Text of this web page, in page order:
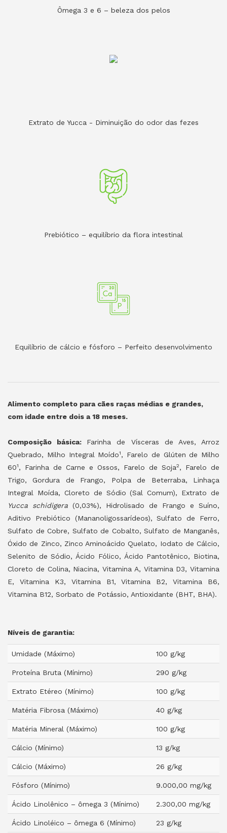
Ômega 3 e 6 – beleza dos pelos
Extrato de Yucca - Diminuição do odor das fezes
Prebiótico – equilíbrio da flora intestinal
Equilíbrio de cálcio e fósforo – Perfeito desenvolvimento
Alimento completo para cães raças médias e grandes,
com idade entre dois a 18 meses.
Composição básica: Farinha de Vísceras de Aves, Arroz
Quebrado, Milho Integral Moído1, Farelo de Glúten de Milho
601, Farinha de Carne e Ossos, Farelo de Soja2, Farelo de
Trigo, Gordura de Frango, Polpa de Beterraba, Linhaça
Integral Moída, Cloreto de Sódio (Sal Comum), Extrato de
Yucca schidigera (0,03%), Hidrolisado de Frango e Suíno,
Aditivo Prebiótico (Mananoligossarídeos), Sulfato de Ferro,
Sulfato de Cobre, Sulfato de Cobalto, Sulfato de Manganês,
Óxido de Zinco, Zinco Aminoácido Quelato, Iodato de Cálcio,
Selenito de Sódio, Ácido Fólico, Ácido Pantotênico, Biotina,
Cloreto de Colina, Niacina, Vitamina A, Vitamina D3, Vitamina
E, Vitamina K3, Vitamina B1, Vitamina B2, Vitamina B6,
Vitamina B12, Sorbato de Potássio, Antioxidante (BHT, BHA).
Níveis de garantia:
Umidade (Máximo) 100 g/kg
Proteína Bruta (Mínimo) 290 g/kg
Extrato Etéreo (Mínimo) 100 g/kg
Matéria Fibrosa (Máximo) 40 g/kg
Matéria Mineral (Máximo) 100 g/kg
Cálcio (Mínimo) 13 g/kg
Cálcio (Máximo) 26 g/kg
Fósforo (Mínimo) 9.000,00 mg/kg
Ácido Linolênico – ômega 3 (Mínimo) 2.300,00 mg/kg
Ácido Linoléico – ômega 6 (Mínimo) 23 g/kg